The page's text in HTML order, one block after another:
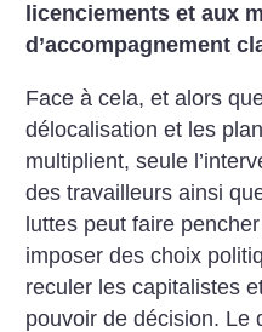
licenciements et aux
d’accompagnement
Face à cela, et alors
délocalisation et les
multiplient, seule
des travailleurs ainsi
luttes peut faire
imposer des choix
reculer les capitalistes
pouvoir de décision. Le